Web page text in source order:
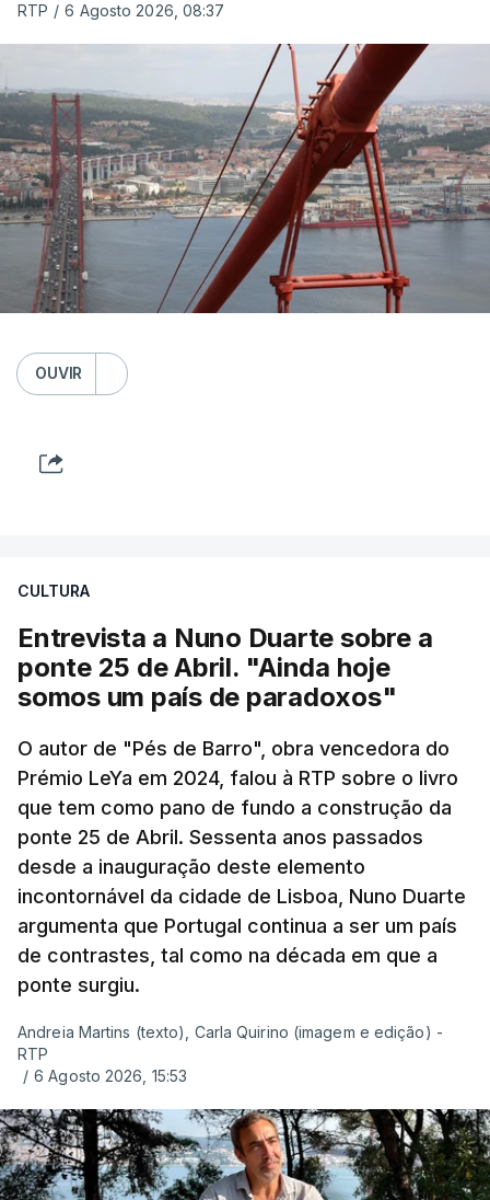
RTP / 6 Agosto 2026, 08:37
OUVIR
CULTURA
Entrevista a Nuno Duarte sobre a
ponte 25 de Abril. "Ainda hoje
somos um país de paradoxos"
O autor de "Pés de Barro", obra vencedora do
Prémio LeYa em 2024, falou à RTP sobre o livro
que tem como pano de fundo a construção da
ponte 25 de Abril. Sessenta anos passados
desde a inauguração deste elemento
incontornável da cidade de Lisboa, Nuno Duarte
argumenta que Portugal continua a ser um país
de contrastes, tal como na década em que a
ponte surgiu.
Andreia Martins (texto), Carla Quirino (imagem e edição) -
RTP
/ 6 Agosto 2026, 15:53